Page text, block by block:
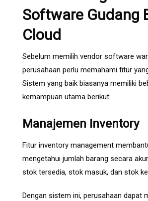
Software Gudang
Cloud
Sebelum memilih vendor software
perusahaan perlu memahami fitur
Sistem yang baik biasanya memiliki
kemampuan utama berikut:
Manajemen Inventory
Fitur inventory management
mengetahui jumlah barang secara
stok tersedia, stok masuk, dan stok
Dengan sistem ini, perusahaan dapat